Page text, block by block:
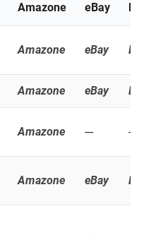
Amazone eBay
Amazone eBay
Amazone eBay
Amazone --- ---
Amazone eBay